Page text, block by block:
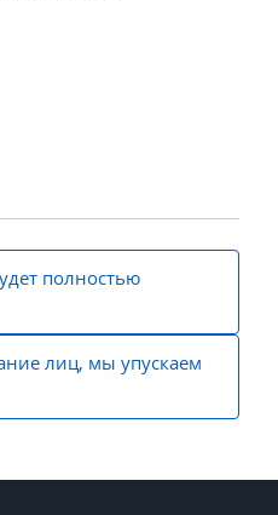
полностью
лиц, мы упускаем